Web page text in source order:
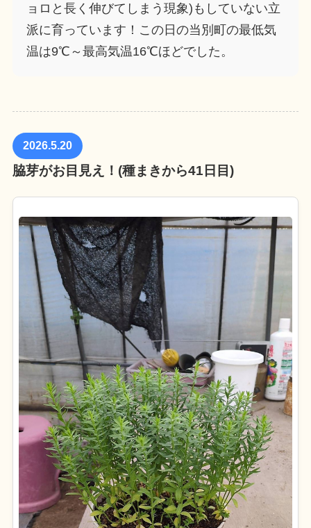
ョロと長く伸びてしまう現象)もしていない立
派に育っています！ この日の当別町の最低気
温は9℃～最高気温16℃ほどでした。
2026.5.20
脇芽がお目見え！(種まきから41日目)